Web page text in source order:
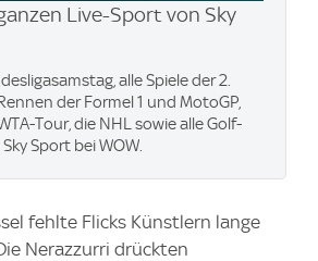
Live-Sport von Sky
alle Spiele der 2.
der Formel 1 und MotoGP,
Tour, die NHL sowie alle Golf-
Sport bei WOW.
fehlte Flicks Künstlern lange
Nerazzurri drückten